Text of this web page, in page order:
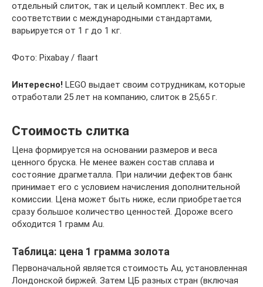
отдельный слиток, так и целый комплект. Вес их, в
соответствии с международными стандартами,
варьируется от 1 г до 1 кг.
Фото: Pixabay / flaart
Интересно! LEGO выдает своим сотрудникам, которые
отработали 25 лет на компанию, слиток в 25,65 г.
Стоимость слитка
Цена формируется на основании размеров и веса
ценного бруска. Не менее важен состав сплава и
состояние драгметалла. При наличии дефектов банк
принимает его с условием начисления дополнительной
комиссии. Цена может быть ниже, если приобретается
сразу большое количество ценностей. Дороже всего
обходится 1 грамм Au.
Таблица: цена 1 грамма золота
Первоначальной является стоимость Au, установленная
Лондонской биржей. Затем ЦБ разных стран (включая